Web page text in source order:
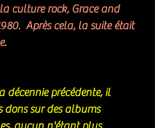
culture rock, Grace and
Après cela, la suite était
décennie précédente, il
dons sur des albums